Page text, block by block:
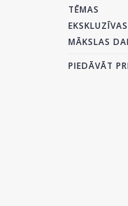
TĒMAS
MĀKSLAS
PIEDĀVĀT